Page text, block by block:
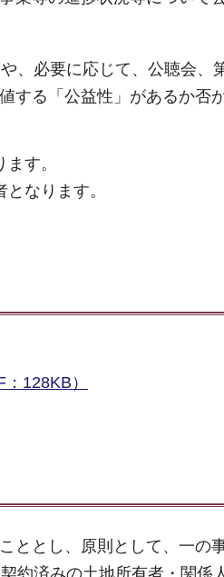
、必要に応じて、公聴会、
する「公益性」があるか否
す。
なります。
128KB）
ととし、原則として、一の